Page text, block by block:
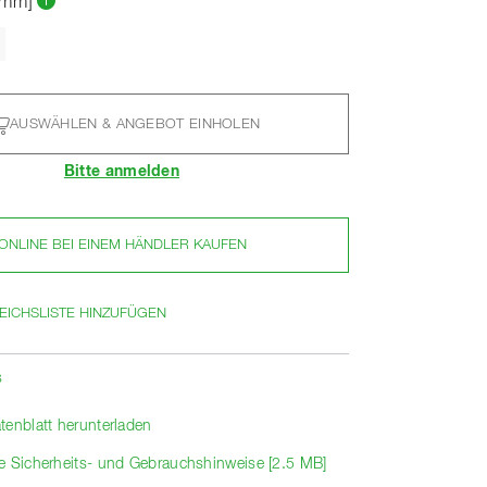
AUSWÄHLEN & ANGEBOT EINHOLEN
Bitte anmelden
BEI EINEM HÄNDLER KAUFEN
HINZUFÜGEN
herunterladen
Sicherheits- und Gebrauchshinweise [2.5 MB]